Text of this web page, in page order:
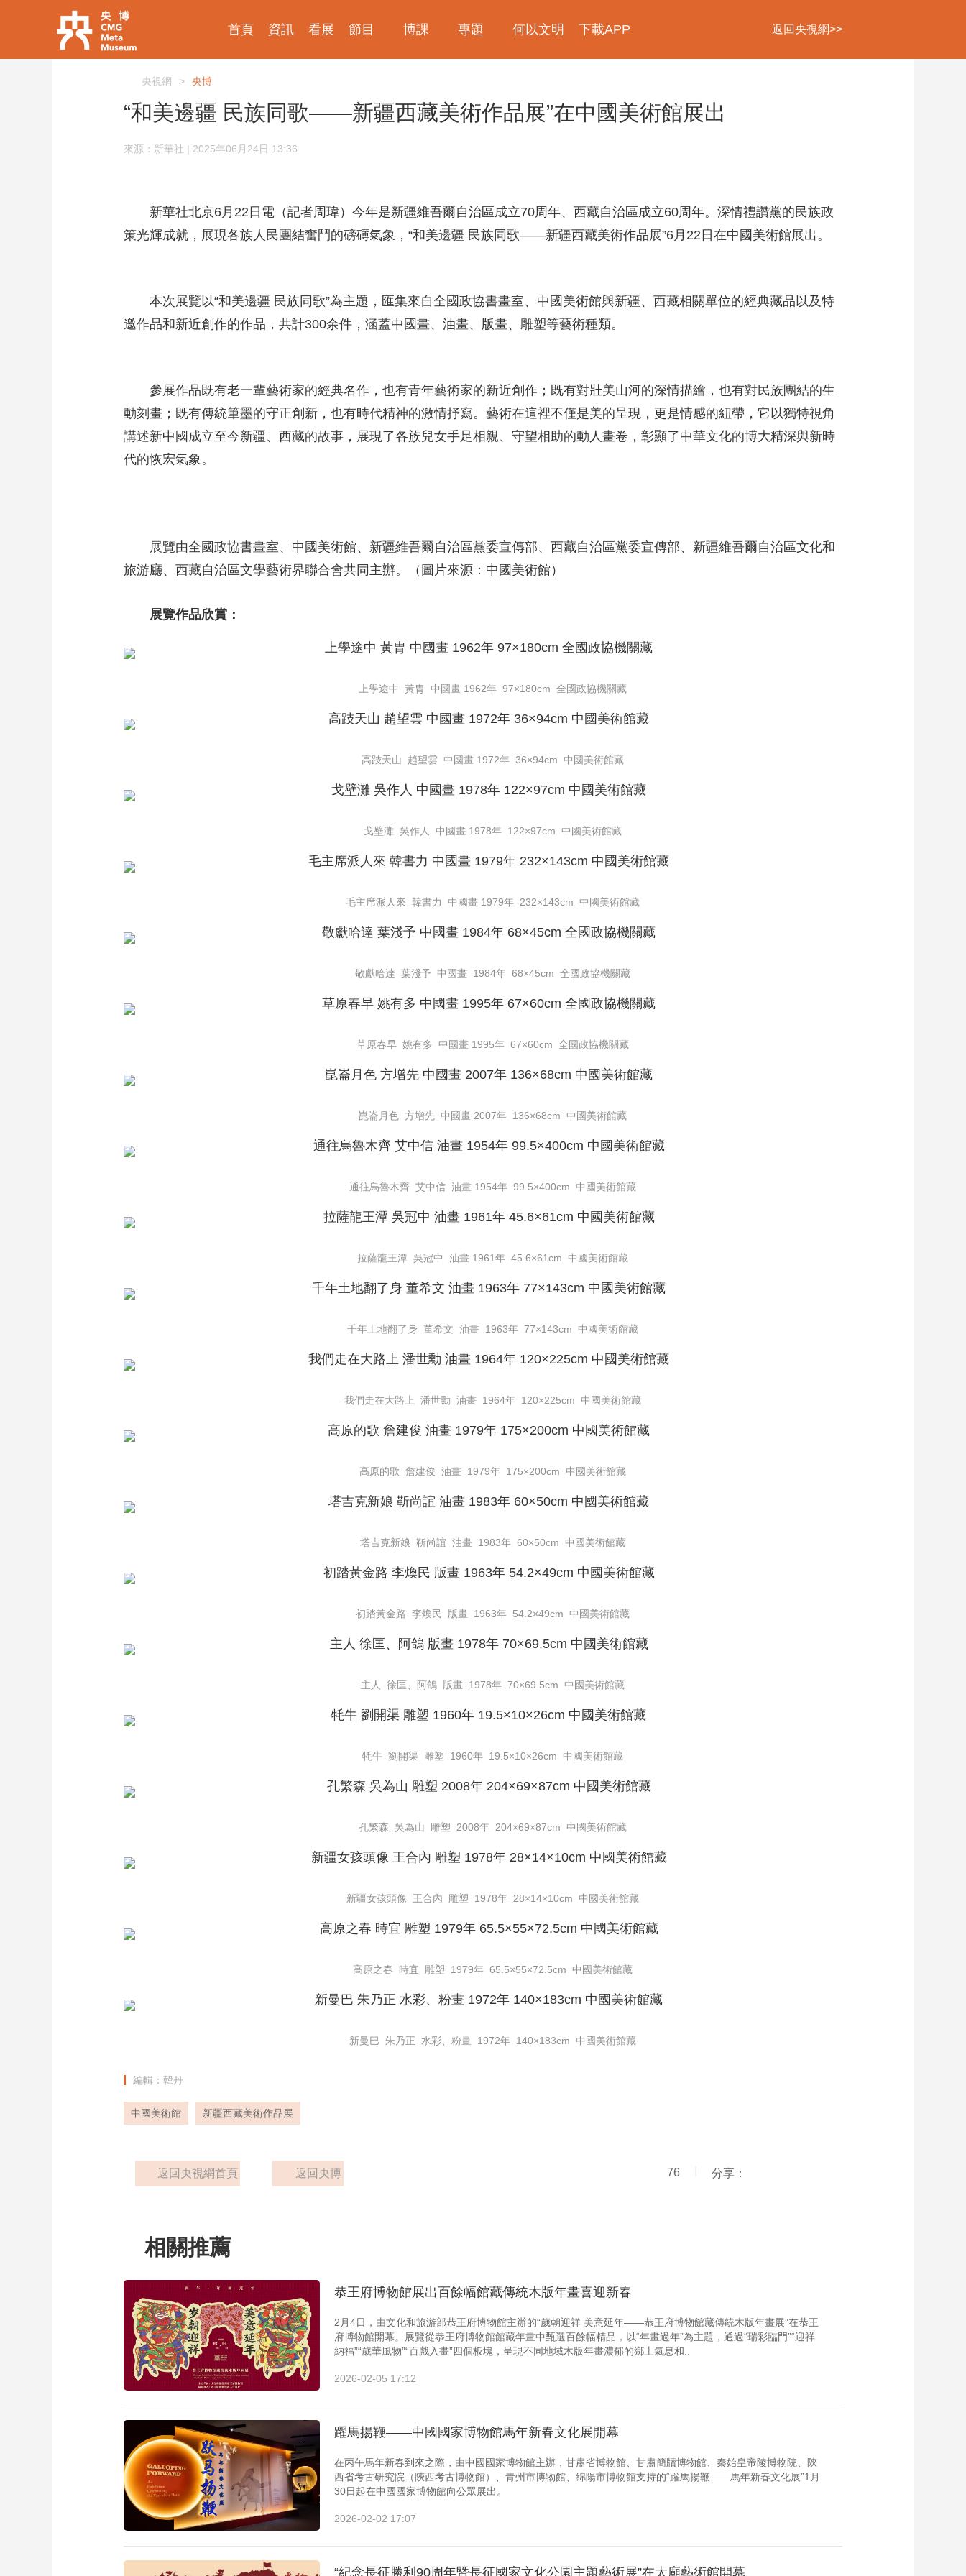
首頁 資訊 看展 節目 博課 專題 何以文明 下載APP 返回央視網>>
使用合作網站賬號登錄
央視網 > 央博
“和美邊疆 民族同歌——新疆西藏美術作品展”在中國美術館展出
來源：新華社 | 2025年06月24日 13:36
新華社北京6月22日電（記者周瑋）今年是新疆維吾爾自治區成立70周年、西藏自治區成立60周年。深情禮讚黨的民族政
策光輝成就，展現各族人民團結奮鬥的磅礡氣象，“和美邊疆 民族同歌——新疆西藏美術作品展”6月22日在中國美術館展出。
本次展覽以“和美邊疆 民族同歌”為主題，匯集來自全國政協書畫室、中國美術館與新疆、西藏相關單位的經典藏品以及特
邀作品和新近創作的作品，共計300余件，涵蓋中國畫、油畫、版畫、雕塑等藝術種類。
參展作品既有老一輩藝術家的經典名作，也有青年藝術家的新近創作；既有對壯美山河的深情描繪，也有對民族團結的生
動刻畫；既有傳統筆墨的守正創新，也有時代精神的激情抒寫。藝術在這裡不僅是美的呈現，更是情感的紐帶，它以獨特視角
講述新中國成立至今新疆、西藏的故事，展現了各族兒女手足相親、守望相助的動人畫卷，彰顯了中華文化的博大精深與新時
代的恢宏氣象。
展覽由全國政協書畫室、中國美術館、新疆維吾爾自治區黨委宣傳部、西藏自治區黨委宣傳部、新疆維吾爾自治區文化和
旅游廳、西藏自治區文學藝術界聯合會共同主辦。（圖片來源：中國美術館）
展覽作品欣賞：
上學途中 黃胄 中國畫 1962年 97×180cm 全國政協機關藏
高跂天山 趙望雲 中國畫 1972年 36×94cm 中國美術館藏
戈壁灘 吳作人 中國畫 1978年 122×97cm 中國美術館藏
毛主席派人來 韓書力 中國畫 1979年 232×143cm 中國美術館藏
敬獻哈達 葉淺予 中國畫 1984年 68×45cm 全國政協機關藏
草原春早 姚有多 中國畫 1995年 67×60cm 全國政協機關藏
崑崙月色 方增先 中國畫 2007年 136×68cm 中國美術館藏
通往烏魯木齊 艾中信 油畫 1954年 99.5×400cm 中國美術館藏
拉薩龍王潭 吳冠中 油畫 1961年 45.6×61cm 中國美術館藏
千年土地翻了身 董希文 油畫 1963年 77×143cm 中國美術館藏
我們走在大路上 潘世勳 油畫 1964年 120×225cm 中國美術館藏
高原的歌 詹建俊 油畫 1979年 175×200cm 中國美術館藏
塔吉克新娘 靳尚誼 油畫 1983年 60×50cm 中國美術館藏
初踏黃金路 李煥民 版畫 1963年 54.2×49cm 中國美術館藏
主人 徐匡、阿鴿 版畫 1978年 70×69.5cm 中國美術館藏
牦牛 劉開渠 雕塑 1960年 19.5×10×26cm 中國美術館藏
孔繁森 吳為山 雕塑 2008年 204×69×87cm 中國美術館藏
新疆女孩頭像 王合內 雕塑 1978年 28×14×10cm 中國美術館藏
高原之春 時宜 雕塑 1979年 65.5×55×72.5cm 中國美術館藏
新曼巴 朱乃正 水彩、粉畫 1972年 140×183cm 中國美術館藏
編輯：韓丹
中國美術館 新疆西藏美術作品展
返回央視網首頁 返回央博 分享：
76
相關推薦
恭王府博物館展出百餘幅館藏傳統木版年畫喜迎新春
2月4日，由文化和旅游部恭王府博物館主辦的“歲朝迎祥 美意延年——恭王府博物館藏傳統木版年畫展”在恭王
府博物館開幕。展覽從恭王府博物館館藏年畫中甄選百餘幅精品，以“年畫過年”為主題，通過“瑞彩臨門”“迎祥
納福”“歲華風物”“百戲入畫”四個板塊，呈現不同地域木版年畫濃郁的鄉土氣息和..
2026-02-05 17:12
躍馬揚鞭——中國國家博物館馬年新春文化展開幕
在丙午馬年新春到來之際，由中國國家博物館主辦，甘肅省博物館、甘肅簡牘博物館、秦始皇帝陵博物院、陝
西省考古研究院（陝西考古博物館）、青州市博物館、綿陽市博物館支持的“躍馬揚鞭——馬年新春文化展”1月
30日起在中國國家博物館向公眾展出。
2026-02-02 17:07
“紀念長征勝利90周年暨長征國家文化公園主題藝術展”在太廟藝術館開幕